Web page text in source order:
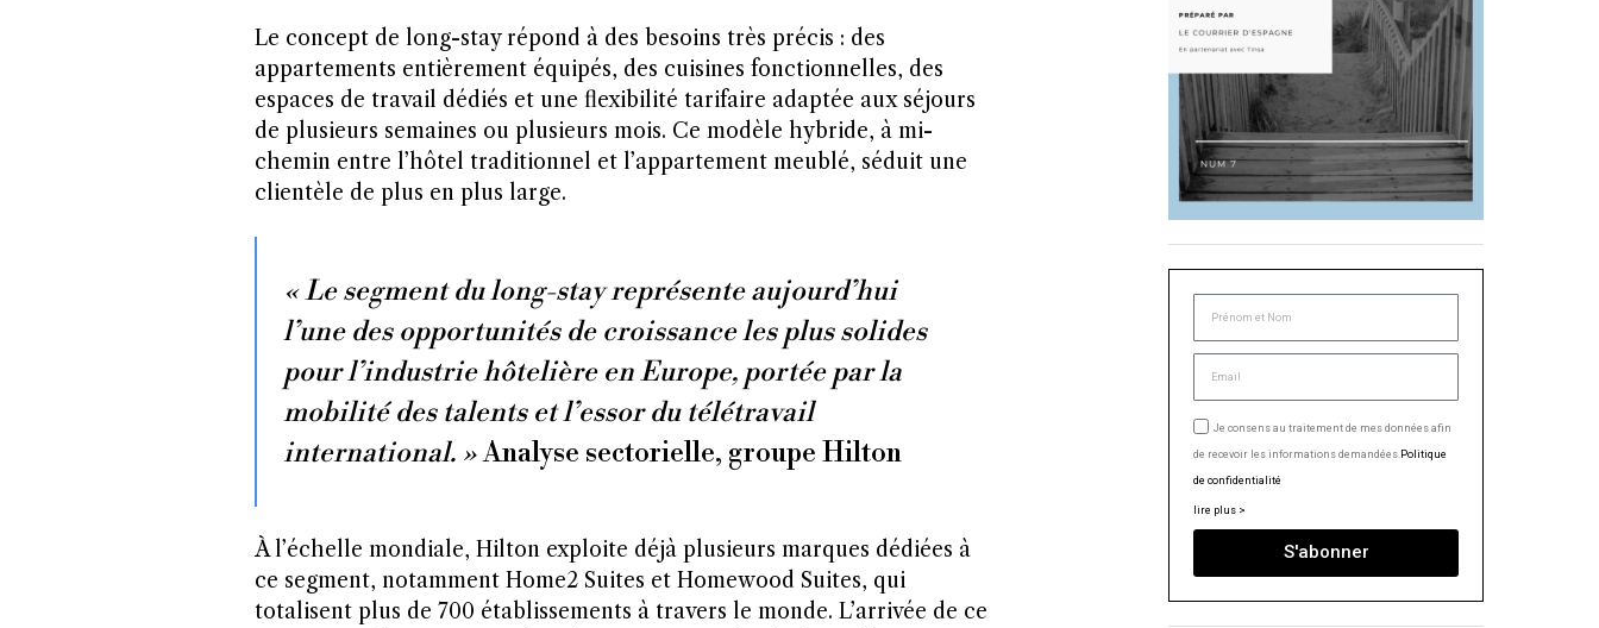
Le concept de long-stay répond à des besoins très précis : des
appartements entièrement équipés, des cuisines fonctionnelles, des
espaces de travail dédiés et une flexibilité tarifaire adaptée aux séjours
de plusieurs semaines ou plusieurs mois. Ce modèle hybride, à mi-
chemin entre l’hôtel traditionnel et l’appartement meublé, séduit une
clientèle de plus en plus large.
« Le segment du long-stay représente aujourd’hui
l’une des opportunités de croissance les plus solides
pour l’industrie hôtelière en Europe, portée par la
mobilité des talents et l’essor du télétravail
international. »Analyse sectorielle, groupe Hilton
À l’échelle mondiale, Hilton exploite déjà plusieurs marques dédiées à
ce segment, notamment Home2 Suites et Homewood Suites, qui
totalisent plus de 700 établissements à travers le monde. L’arrivée de ce
Je consens au traitement de mes données afin
de recevoir les informations demandées. Politique
de confidentialité
lire plus >
S'abonner